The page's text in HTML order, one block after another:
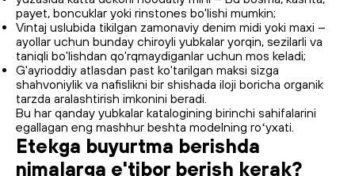
payet, boncuklar yoki rinstones bo'lishi mumkin;
Vintaj uslubida tikilgan zamonaviy denim midi yoki maxi –
ayollar uchun bunday chiroyli yubkalar yorqin, sezilarli va
taniqli bo'lishdan qo'rqmaydiganlar uchun mos keladi;
G'ayrioddiy atlasdan past ko'tarilgan maksi sizga
shahvoniylik va nafislikni bir shishada iloji boricha organik
tarzda aralashtirish imkonini beradi.
Bu har qanday yubkalar katalogining birinchi sahifalarini
egallagan eng mashhur beshta modelning roʻyxati.
Etekga buyurtma berishda
nimalarga e'tibor berish kerak?